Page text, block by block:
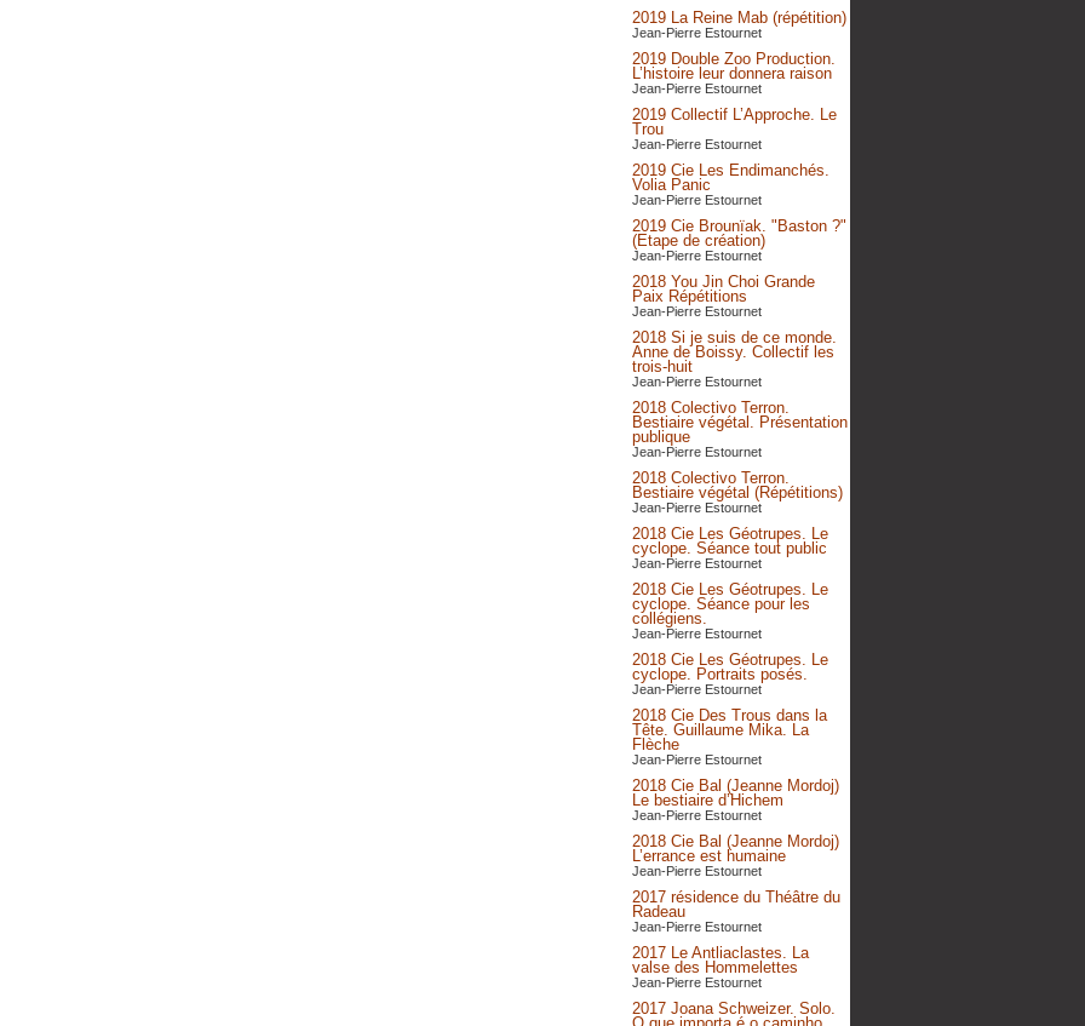
2019 La Reine Mab (répétition)
Jean-Pierre Estournet
2019 Double Zoo Production.
L’histoire leur donnera raison
Jean-Pierre Estournet
2019 Collectif L’Approche. Le
Trou
Jean-Pierre Estournet
2019 Cie Les Endimanchés.
Volia Panic
Jean-Pierre Estournet
2019 Cie Brounïak. "Baston ?"
(Etape de création)
Jean-Pierre Estournet
2018 You Jin Choi Grande
Paix Répétitions
Jean-Pierre Estournet
2018 Si je suis de ce monde.
Anne de Boissy. Collectif les
trois-huit
Jean-Pierre Estournet
2018 Colectivo Terron.
Bestiaire végétal. Présentation
publique
Jean-Pierre Estournet
2018 Colectivo Terron.
Bestiaire végétal (Répétitions)
Jean-Pierre Estournet
2018 Cie Les Géotrupes. Le
cyclope. Séance tout public
Jean-Pierre Estournet
2018 Cie Les Géotrupes. Le
cyclope. Séance pour les
collégiens.
Jean-Pierre Estournet
2018 Cie Les Géotrupes. Le
cyclope. Portraits posés.
Jean-Pierre Estournet
2018 Cie Des Trous dans la
Tête. Guillaume Mika. La
Flèche
Jean-Pierre Estournet
2018 Cie Bal (Jeanne Mordoj)
Le bestiaire d’Hichem
Jean-Pierre Estournet
2018 Cie Bal (Jeanne Mordoj)
L’errance est humaine
Jean-Pierre Estournet
2017 résidence du Théâtre du
Radeau
Jean-Pierre Estournet
2017 Le Antliaclastes. La
valse des Hommelettes
Jean-Pierre Estournet
2017 Joana Schweizer. Solo.